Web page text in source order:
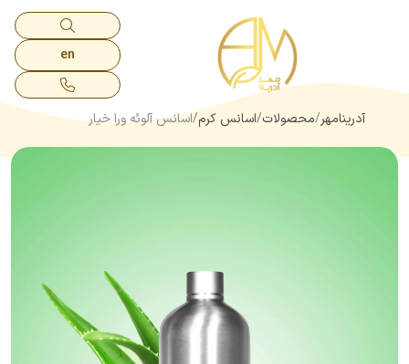
en
آدرینامهر محصولات اسانس کرم اسانس آلوئه ورا خیار